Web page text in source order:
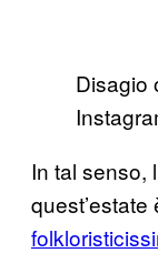
Disagio
In tal senso,
quest’estate